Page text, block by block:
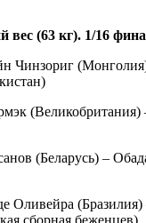
(63 кг). 1/16
Чинзориг
(Беларусь) –
Оливейра
сборная беженцев)